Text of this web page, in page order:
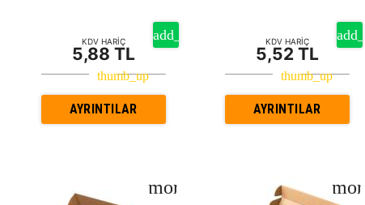
KDV HARİÇ
5,88 TL
AYRINTILAR
KDV HARİÇ
5,52 TL
AYRINTILAR